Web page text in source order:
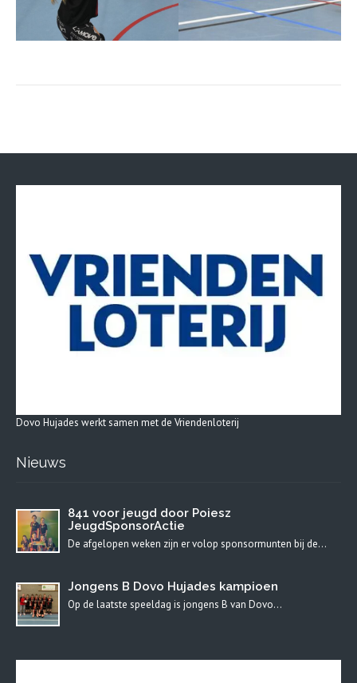
Dovo Hujades werkt samen met de Vriendenloterij
Nieuws
841 voor jeugd door Poiesz
JeugdSponsorActie
De afgelopen weken zijn er volop sponsormunten bij de…
Jongens B Dovo Hujades kampioen
Op de laatste speeldag is jongens B van Dovo…